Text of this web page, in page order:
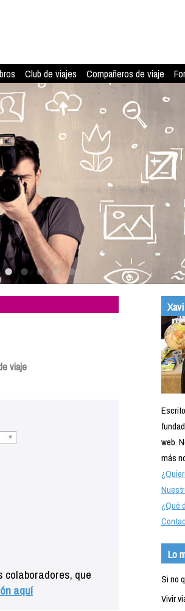
Club de viajes Compañeros de viaje
viaje
que
aquí
web.
más
¿Qué
Lo
Si no
Vivir